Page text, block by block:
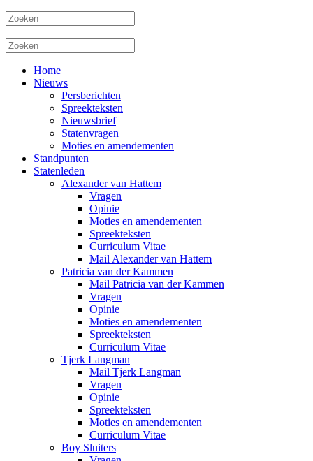
Home
Nieuws
Persberichten
Spreekteksten
Nieuwsbrief
Statenvragen
Moties en amendementen
Standpunten
Statenleden
Alexander van Hattem
Vragen
Opinie
Moties en amendementen
Spreekteksten
Curriculum Vitae
Mail Alexander van Hattem
Patricia van der Kammen
Mail Patricia van der Kammen
Vragen
Opinie
Moties en amendementen
Spreekteksten
Curriculum Vitae
Tjerk Langman
Mail Tjerk Langman
Vragen
Opinie
Spreekteksten
Moties en amendementen
Curriculum Vitae
Boy Sluiters